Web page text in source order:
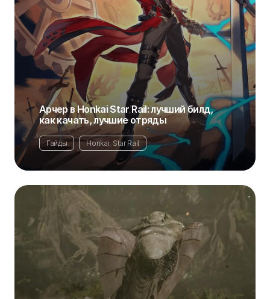
Арчер в Honkai Star Rail: лучший билд,
как качать, лучшие отряды
Гайды Honkai: Star Rail